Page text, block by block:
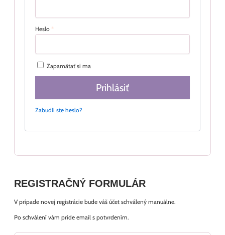
Heslo *
Zapamätať si ma
Prihlásiť
Zabudli ste heslo?
REGISTRAČNÝ FORMULÁR
V prípade novej registrácie bude váš účet schválený manuálne.
Po schválení vám príde email s potvrdením.